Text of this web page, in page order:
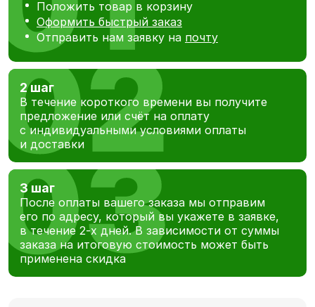
Положить товар в корзину
Оформить быстрый заказ
Отправить нам заявку на почту
2 шаг
В течение короткого времени вы получите
предложение или счёт на оплату
с индивидуальными условиями оплаты
и доставки
3 шаг
После оплаты вашего заказа мы отправим
его по адресу, который вы укажете в заявке,
в течение 2-х дней. В зависимости от суммы
заказа на итоговую стоимость может быть
применена скидка